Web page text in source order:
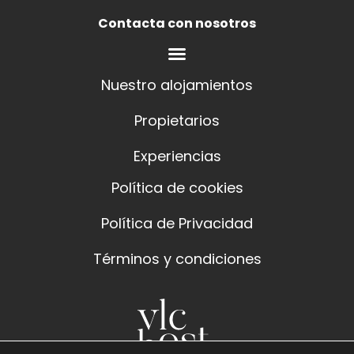
Contacta con nosotros
Nuestro alojamientos
Propietarios
Experiencias
Política de cookies
Política de Privacidad
Términos y condiciones